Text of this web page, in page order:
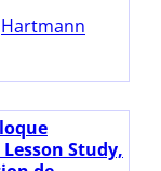
Hartmann
Lesson Study,